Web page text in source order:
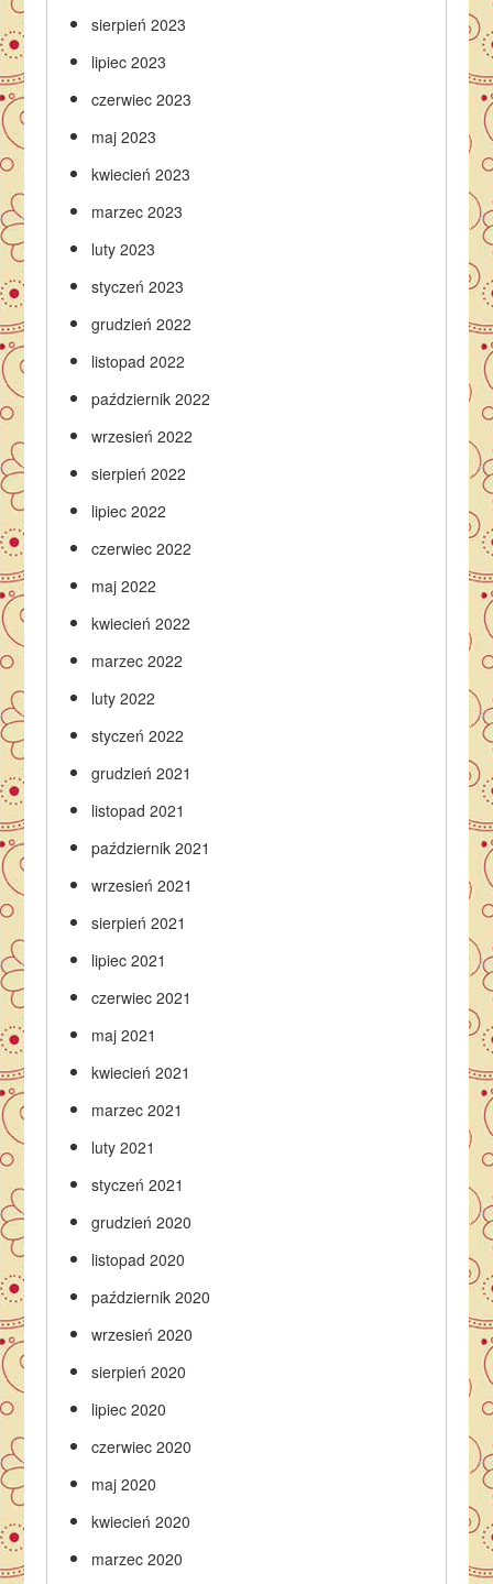
sierpień 2023
lipiec 2023
czerwiec 2023
maj 2023
kwiecień 2023
marzec 2023
luty 2023
styczeń 2023
grudzień 2022
listopad 2022
październik 2022
wrzesień 2022
sierpień 2022
lipiec 2022
czerwiec 2022
maj 2022
kwiecień 2022
marzec 2022
luty 2022
styczeń 2022
grudzień 2021
listopad 2021
październik 2021
wrzesień 2021
sierpień 2021
lipiec 2021
czerwiec 2021
maj 2021
kwiecień 2021
marzec 2021
luty 2021
styczeń 2021
grudzień 2020
listopad 2020
październik 2020
wrzesień 2020
sierpień 2020
lipiec 2020
czerwiec 2020
maj 2020
kwiecień 2020
marzec 2020